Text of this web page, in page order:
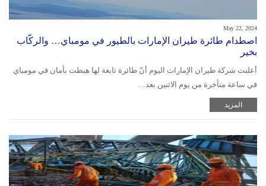
May 22, 2024
اصطدام طائرة طيران الإمارات بالطيور في مومباي… والركّاب
بخير
أعلنت شركة طيران الإمارات اليوم أنّ طائرة تابعة لها هبطت بأمان في مومباي
في ساعة متأخرة من يوم الاثنين بعد…
المزيد